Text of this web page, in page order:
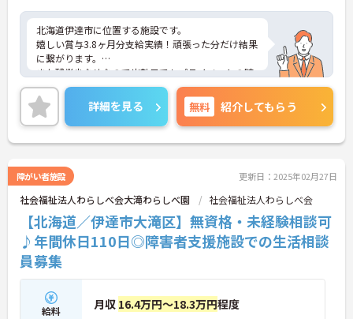
北海道伊達市に位置する施設です。
嬉しい賞与3.8ヶ月分支給実績！頑張った分だけ結果
に繋がります。
また残業少なめなので出勤日でもプライベートの時
間を確保して頂けますよ◎
幹部候補として、即戦力としてご活躍いただける環
境です★
ご興味ある方には、面接対策ポイントなど、さらに
詳細をお話しいたしますのでお気軽にご相談くださ
詳細を見る 無料 紹介してもらう
障がい者施設 更新日：2025年02月27日
社会福祉法人わらしべ会大滝わらしべ園 社会福祉法人わらしべ会
【北海道／伊達市大滝区】無資格・未経験相談可
♪年間休日110日◎障害者支援施設での生活相談
員募集
給料 月収 16.4万円～18.3万円程度